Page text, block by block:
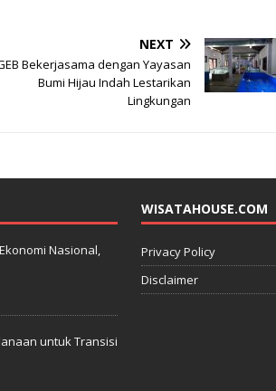
NEXT
Bekerjasama dengan Yayasan
Bumi Hijau Indah Lestarikan
Lingkungan
Nasional,
untuk Transisi
WISATAHOUSE.COM
Privacy Policy
Disclaimer